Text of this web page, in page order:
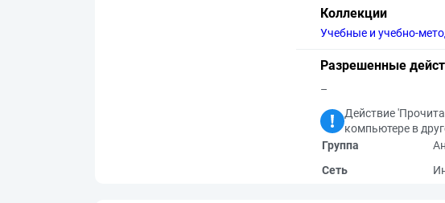
Коллекции
Учебные и учебно-
Разрешенные
–
Действие
компьютере в
Группа
Сеть